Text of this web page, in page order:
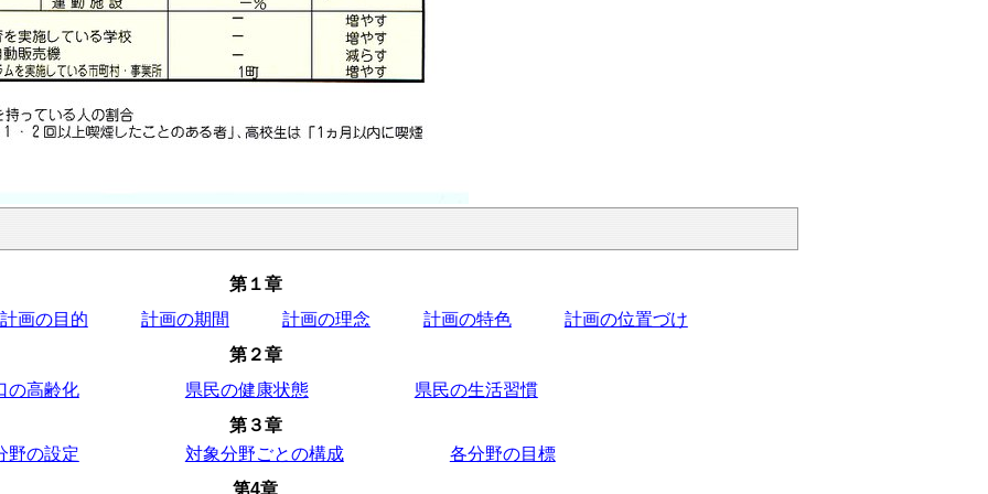
第１章
計画の目的
計画の期間 計画の理念 計画の特色
計画の位置づけ
第２章
の高齢化
県民の健康状態
県民の生活習慣
第３章
野の設定
対象分野ごとの構成
各分野の目標
第4章